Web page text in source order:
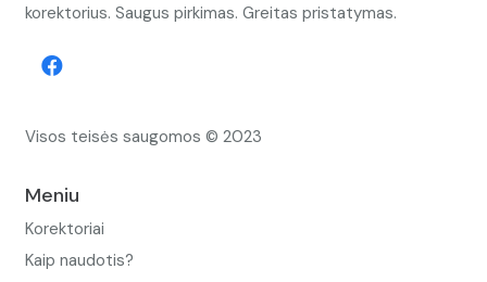
korektorius. Saugus pirkimas. Greitas pristatymas.
Visos teisės saugomos © 2023
Meniu
Korektoriai
Kaip naudotis?